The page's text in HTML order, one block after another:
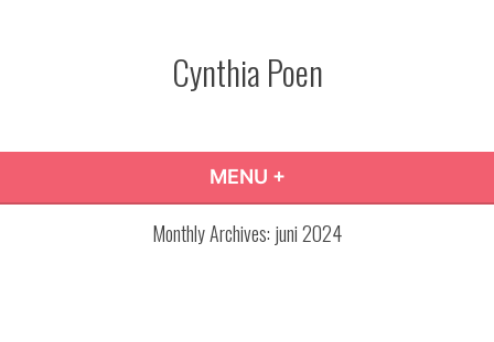
Cynthia Poen
MENU +
Monthly Archives: juni 2024